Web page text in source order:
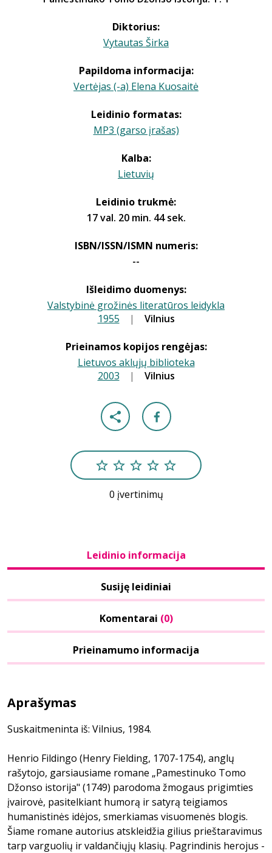
Diktorius:
Vytautas Širka
Papildoma informacija:
Vertėjas (-a) Elena Kuosaitė
Leidinio formatas:
MP3 (garso įrašas)
Kalba:
Lietuvių
Leidinio trukmė:
17 val. 20 min. 44 sek.
ISBN/ISSN/ISMN numeris:
--
Išleidimo duomenys:
Valstybinė grožinės literatūros leidykla
1955 | Vilnius
Prieinamos kopijos rengėjas:
Lietuvos aklųjų biblioteka
2003 | Vilnius
0 įvertinimų
Leidinio informacija
Susiję leidiniai
Komentarai (0)
Prieinamumo informacija
Aprašymas
Suskaitmeninta iš: Vilnius, 1984.
Henrio Fildingo (Henry Fielding, 1707-1754), anglų
rašytojo, garsiausiame romane „Pamestinuko Tomo
Džonso istorija" (1749) parodoma žmogaus prigimties
įvairovė, pasitelkiant humorą ir satyrą teigiamos
humanistinės idėjos, smerkiamas visuomenės blogis.
Šiame romane autorius atskleidžia gilius prieštaravimus
tarp varguolių ir valdančiųjų klasių. Pagrindinis herojus -